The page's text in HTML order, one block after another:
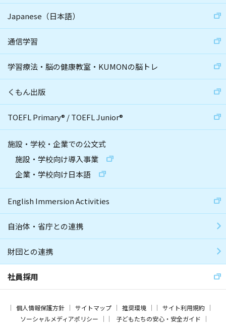
Japanese（日本語）
通信学習
学習療法・脳の健康教室・KUMONの脳トレ
くもん出版
TOEFL Primary® /TOEFL Junior®
施設・学校・企業での公文式
施設・学校向け導入事業
企業・学校向け日本語
English Immersion Activities
自治体・省庁との連携
財団との連携
社員採用
個人情報保護方針 サイトマップ 推奨環境
サイト利用規約
ソーシャルメディアポリシー
子どもたちの安心・安全ガイド